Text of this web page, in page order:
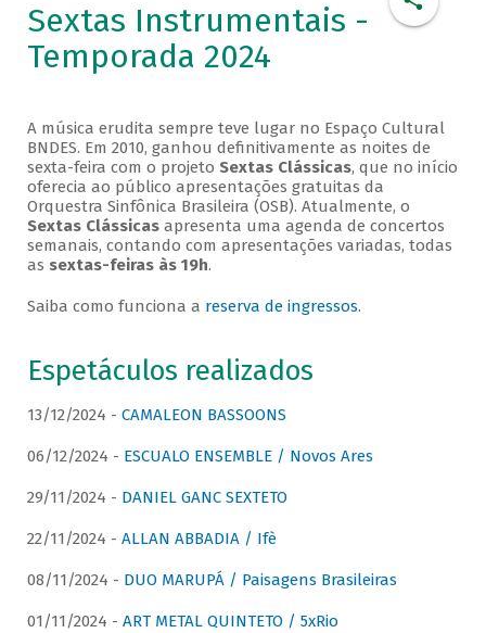
Sextas Instrumentais -
Temporada 2024
A música erudita sempre teve lugar no Espaço Cultural
BNDES. Em 2010, ganhou definitivamente as noites de
sexta-feira com o projeto Sextas Clássicas, que no início
oferecia ao público apresentações gratuitas da
Orquestra Sinfônica Brasileira (OSB). Atualmente, o
Sextas Clássicasapresenta uma agenda de concertos
semanais, contando com apresentações variadas, todas
as sextas-feiras às 19h.
Saiba como funciona a reserva de ingressos.
Espetáculos realizados
13/12/2024 - CAMALEON BASSOONS
06/12/2024 - ESCUALO ENSEMBLE / Novos Ares
29/11/2024 - DANIEL GANC SEXTETO
22/11/2024 - ALLAN ABBADIA / Ifè
08/11/2024 - DUO MARUPÁ / Paisagens Brasileiras
01/11/2024 - ART METAL QUINTETO / 5xRio